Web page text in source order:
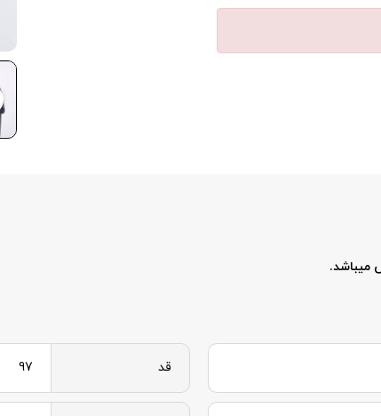
قد 97